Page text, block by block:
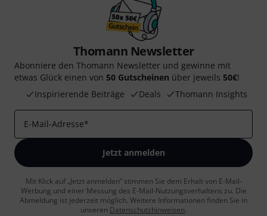
Thomann Newsletter
Abonniere den Thomann Newsletter und gewinne mit
etwas Glück einen von 50 Gutscheinen über jeweils 50€!
Inspirierende Beiträge
Deals Thomann Insights
E-Mail-Adresse*
Jetzt anmelden
Mit Klick auf „Jetzt anmelden“ stimmen Sie dem Erhalt von E-Mail-
Werbung und einer Messung des E-Mail-Nutzungsverhaltens zu. Die
Abmeldung ist jederzeit möglich. Weitere Informationen finden Sie in
unseren Datenschutzhinweisen.